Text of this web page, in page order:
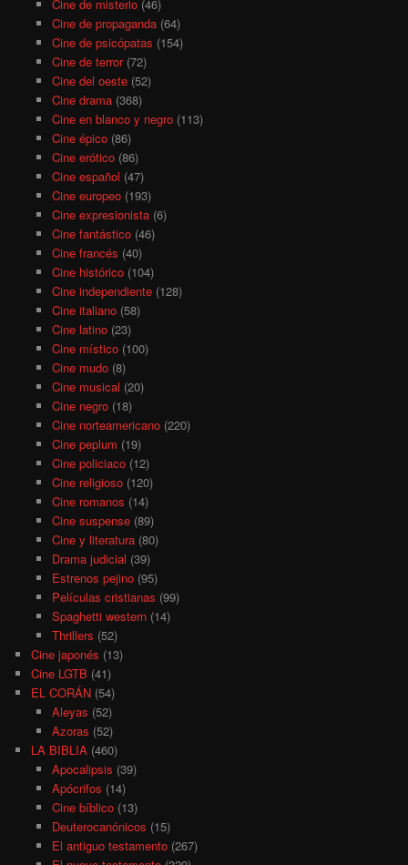
Cine de misterio(46)
Cine de propaganda(64)
Cine de psicópatas (154)
Cine de terror(72)
Cine del oeste(52)
Cine drama(368)
Cine en blanco y negro(113)
Cine épico(86)
Cine erótico(86)
Cine español (47)
Cine europeo(193)
Cine expresionista(6)
Cine fantástico(46)
Cine francés (40)
Cine histórico(104)
Cine independiente(128)
Cine italiano(58)
Cine latino(23)
Cine místico(100)
Cine mudo(8)
Cine musical (20)
Cine negro(18)
Cine norteamericano(220)
Cine peplum (19)
Cine policiaco(12)
Cine religioso(120)
Cine romanos (14)
Cine suspense(89)
Cine y literatura(80)
Drama judicial (39)
Estrenos pejino(95)
Películas cristianas (99)
Spaghetti western(14)
Thrillers (52)
Cine japonés (13)
Cine LGTB (41)
EL CORÁN (54)
Aleyas (52)
Azoras (52)
LA BIBLIA (460)
Apocalipsis (39)
Apócrifos (14)
Cine bíblico(13)
Deuterocanónicos (15)
El antiguo testamento(267)